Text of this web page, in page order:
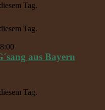
Tag.
Tag.
aus Bayern
Tag.